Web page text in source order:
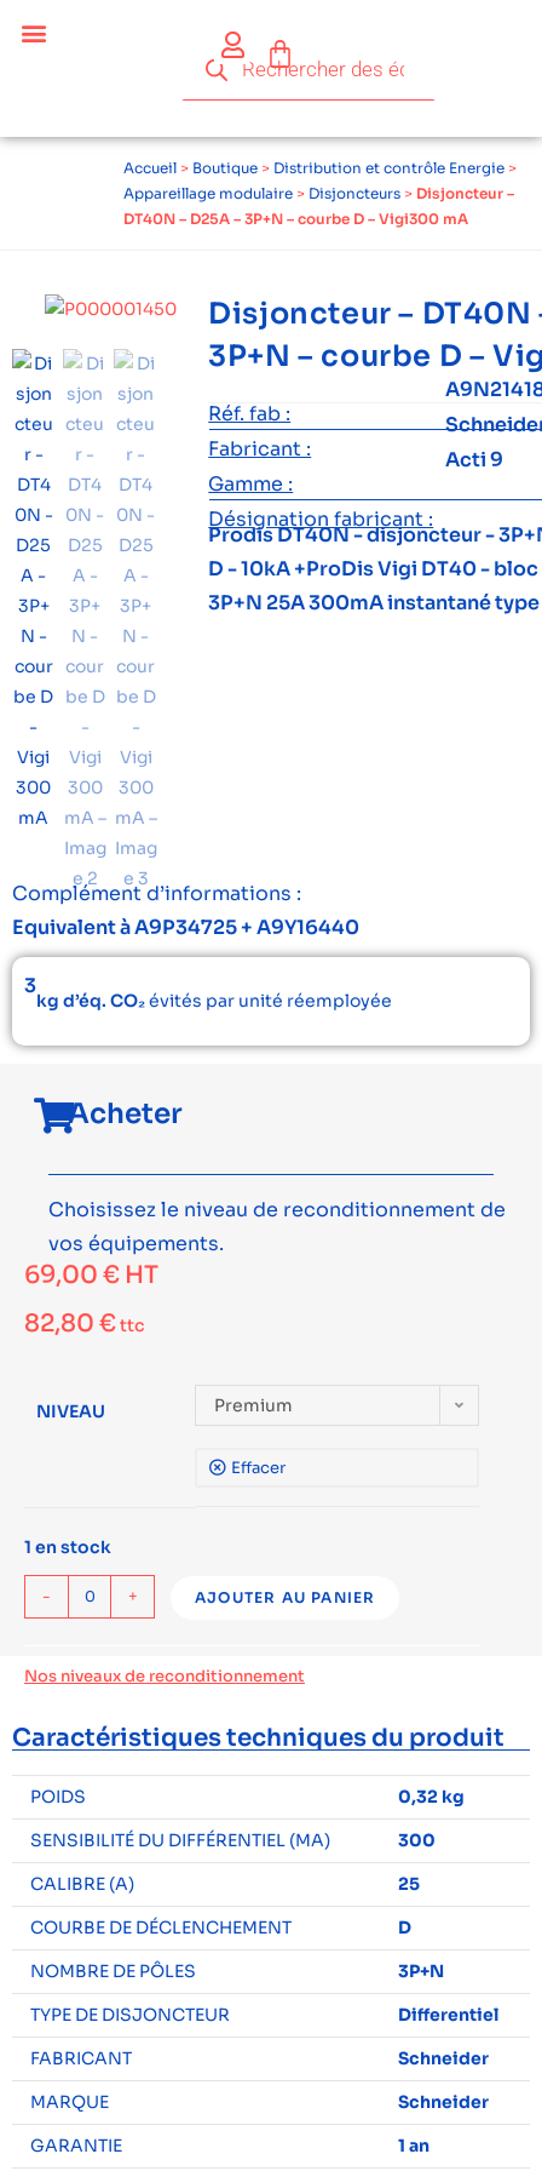
Accueil > Boutique > Distribution et contrôle Energie >
Appareillage modulaire > Disjoncteurs > Disjoncteur –
DT40N – D25A – 3P+N – courbe D – Vigi300 mA
Disjoncteur – DT40N
3P+N – courbe D –
Réf. fab :
Fabricant :
Gamme :
Acti 9
Désignation fabricant :
Prodis DT40N - disjoncteur -
D - 10kA +ProDis Vigi DT40 -
3P+N 25A 300mA instantané
Complément d’informations :
Equivalent à A9P34725 + A9Y16440
3
kg d’éq. CO₂évités par unité réemployée
Acheter
Choisissez le niveau de reconditionnement de
vos équipements.
69,00 € HT
82,80 €ttc
NIVEAU Premium
Effacer
1 en stock
- + AJOUTER AU PANIER
Nos niveaux de reconditionnement
Caractéristiques techniques du produit
POIDS
0,32 kg
SENSIBILITÉ DU DIFFÉRENTIEL (MA)
300
CALIBRE (A)
25
COURBE DE DÉCLENCHEMENT
D
NOMBRE DE PÔLES
3P+N
TYPE DE DISJONCTEUR
Differentiel
FABRICANT
Schneider
MARQUE
Schneider
GARANTIE
1 an